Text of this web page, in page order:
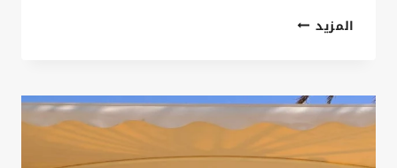
المزيدمظلات
ت:
0535879621
الدرع